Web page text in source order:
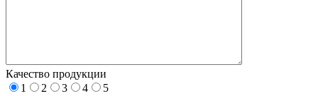
Качество продукции
1
2 3 4
5